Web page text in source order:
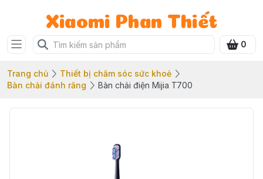
Xiaomi Phan Thiết
0
Trang chủ
Thiết bị chăm sóc sức khoẻ
Bàn chải đánh răng
Bàn chải điện Mijia T700